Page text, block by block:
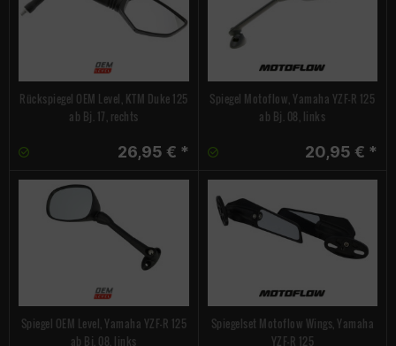
Rückspiegel OEM Level, KTM Duke 125
ab Bj. 17, rechts
26,95 € *
Spiegel Motoflow, Yamaha YZF-R 125
ab Bj. 08, links
20,95 € *
Spiegel OEM Level, Yamaha YZF-R 125
ab Bj. 08, links
Spiegelset Motoflow Wings, Yamaha
YZF-R 125